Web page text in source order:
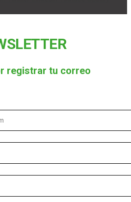
registrar tu correo